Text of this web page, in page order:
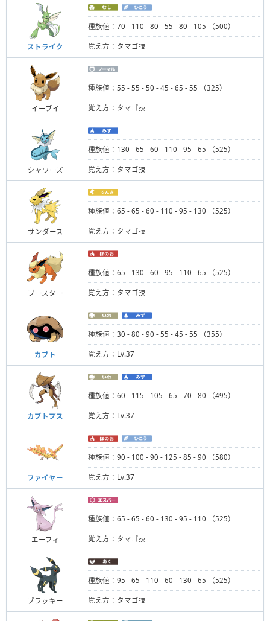
ストライク
種族値：70 - 110 - 80 - 55 - 80 - 105 （500）
覚え方：タマゴ技
イーブイ
種族値：55 - 55 - 50 - 45 - 65 - 55 （325）
覚え方：タマゴ技
シャワーズ
種族値：130 - 65 - 60 - 110 - 95 - 65 （525）
覚え方：タマゴ技
サンダース
種族値：65 - 65 - 60 - 110 - 95 - 130 （525）
覚え方：タマゴ技
ブースター
種族値：65 - 130 - 60 - 95 - 110 - 65 （525）
覚え方：タマゴ技
カブト
種族値：30 - 80 - 90 - 55 - 45 - 55 （355）
覚え方：Lv.37
カブトプス
種族値：60 - 115 - 105 - 65 - 70 - 80 （495）
覚え方：Lv.37
ファイヤー
種族値：90 - 100 - 90 - 125 - 85 - 90 （580）
覚え方：Lv.37
エーフィ
種族値：65 - 65 - 60 - 130 - 95 - 110 （525）
覚え方：タマゴ技
ブラッキー
種族値：95 - 65 - 110 - 60 - 130 - 65 （525）
覚え方：タマゴ技